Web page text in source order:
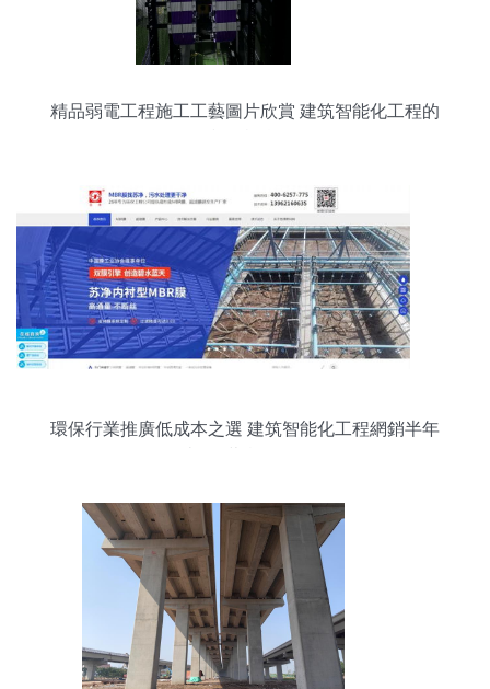
精品弱電工程施工工藝圖片欣賞 建筑智能化工程的
環保行業推廣低成本之選 建筑智能化工程網銷半年